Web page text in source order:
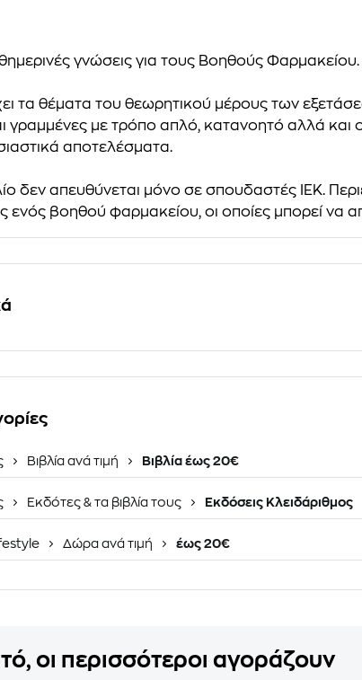
γνώσεις για τους Βοηθούς Φαρμακείου.
τα θέματα του θεωρητικού μέρους των
γραμμένες με τρόπο απλό, κατανοητό αλλά
αποτελέσματα.
δεν απευθύνεται μόνο σε σπουδαστές ΙΕΚ.
ενός βοηθού φαρμακείου, οι οποίες μπορεί να
Βιβλία ανά τιμή Βιβλία έως 20€
Εκδότες & τα βιβλία τους Εκδόσεις Κλειδάριθμος
Δώρα ανά τιμή έως 20€
οι περισσότεροι αγοράζουν